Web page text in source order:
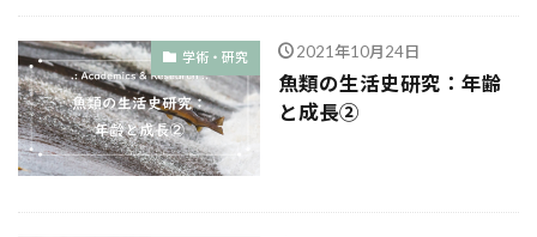
学術・研究 2021年10月24日
魚類の生活史研究：年齢
と成長②